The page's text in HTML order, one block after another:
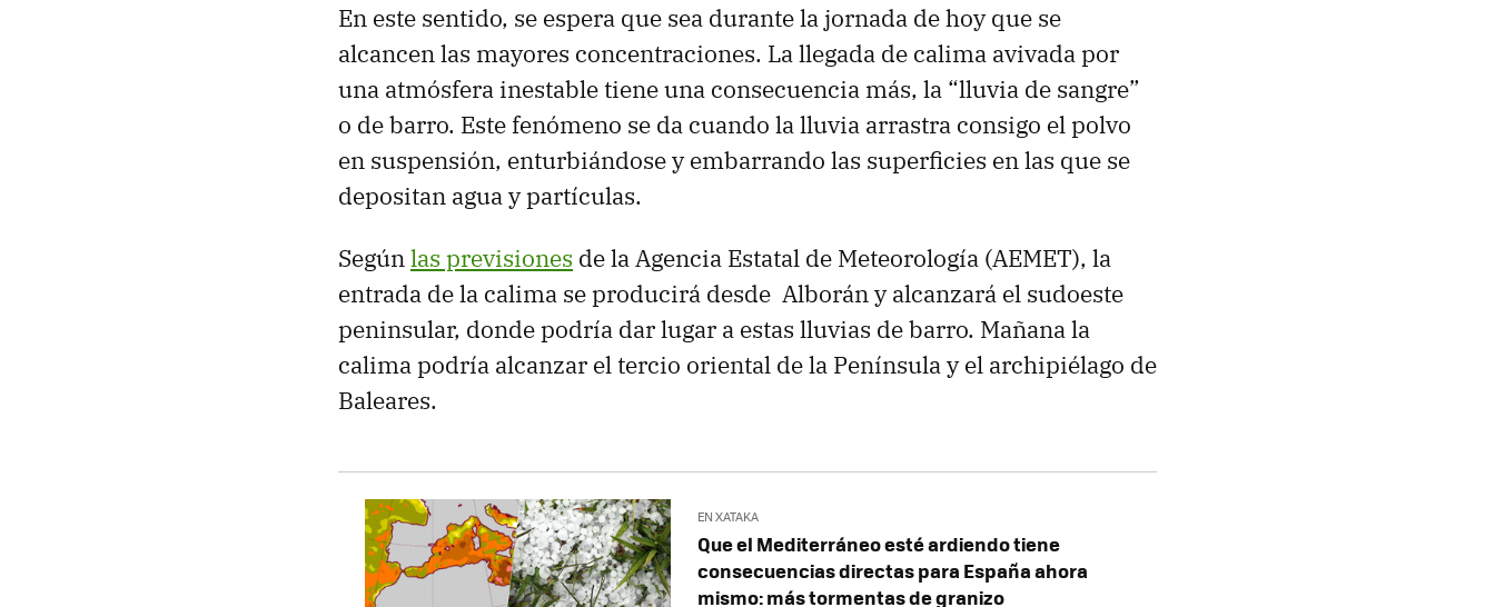
En este sentido, se espera que sea durante la jornada de hoy que se
alcancen las mayores concentraciones. La llegada de calima avivada por
una atmósfera inestable tiene una consecuencia más, la “lluvia de sangre”
o de barro. Este fenómeno se da cuando la lluvia arrastra consigo el polvo
en suspensión, enturbiándose y embarrando las superficies en las que se
depositan agua y partículas.
Segúnlas previsiones de la Agencia Estatal de Meteorología (AEMET), la
entrada de la calima se producirá desde Alborán y alcanzará el sudoeste
peninsular, donde podría dar lugar a estas lluvias de barro. Mañana la
calima podría alcanzar el tercio oriental de la Península y el archipiélago de
Baleares.
EN XATAKA
Que el Mediterráneo esté ardiendo tiene
consecuencias directas para España ahora
mismo: más tormentas de granizo